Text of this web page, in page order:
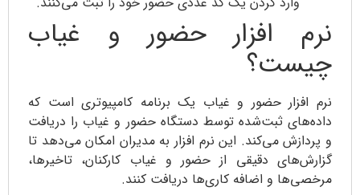
نرم افزار حضور و غیاب
چیست؟
نرم افزار حضور و غیاب یک برنامه کامپیوتری است که
داده‌های ثبت‌شده توسط دستگاه حضور و غیاب را دریافت
و پردازش می‌کند. این نرم افزار به مدیران امکان می‌دهد تا
گزارش‌های دقیقی از حضور و غیاب کارکنان، تاخیرها،
مرخصی‌ها و اضافه کاری‌ها دریافت کنند.